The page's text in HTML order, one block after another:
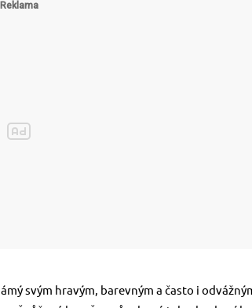
svým hravým, barevným a často i